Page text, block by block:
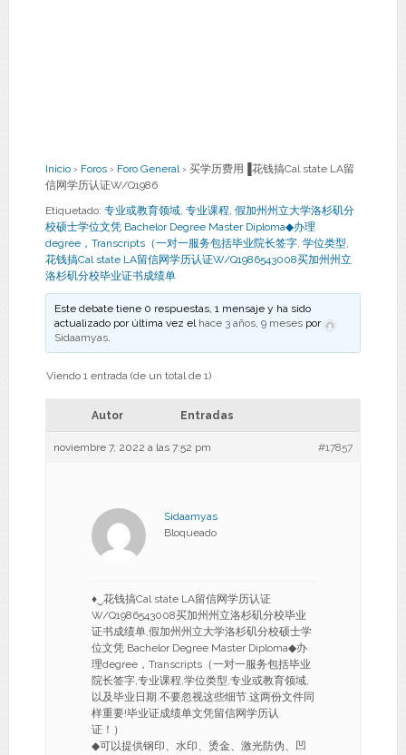
Inicio › Foros › Foro General › 买学历费用▐花钱搞Cal state LA留
信网学历认证W/Q1986
Etiquetado: 专业或教育领域, 专业课程, 假加州州立大学洛杉矶分
校硕士学位文凭 Bachelor Degree Master Diploma◆办理
degree，Transcripts（一对一服务包括毕业院长签字, 学位类型,
花钱搞Cal state LA留信网学历认证W/Q1986543008买加州州立
洛杉矶分校毕业证书成绩单
Este debate tiene 0 respuestas, 1 mensaje y ha sido
actualizado por última vez el hace 3 años, 9 meses por
Sidaamyas.
Viendo 1 entrada (de un total de 1)
Autor Entradas
noviembre 7, 2022 a las 7:52 pm #17857
Sidaamyas
Bloqueado
♦‿花钱搞Cal state LA留信网学历认证
W/Q1986543008买加州州立洛杉矶分校毕业
证书成绩单,假加州州立大学洛杉矶分校硕士学
位文凭 Bachelor Degree Master Diploma◆办
理degree，Transcripts（一对一服务包括毕业
院长签字,专业课程,学位类型,专业或教育领域,
以及毕业日期.不要忽视这些细节.这两份文件同
样重要!毕业证成绩单文凭留信网学历认
证！）
◆可以提供钢印、水印、烫金、激光防伪、凹